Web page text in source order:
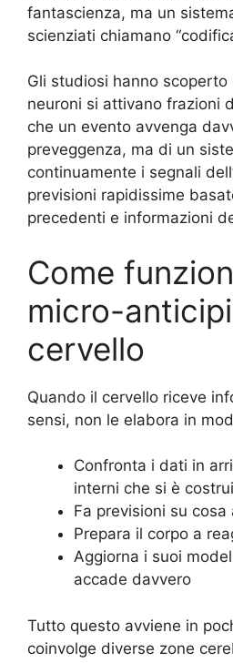
fantascienza, ma un
scienziati chiamano
Gli studiosi hanno
neuroni si attivano frazioni
che un evento avvenga
preveggenza, ma di un
continuamente i segnali
previsioni rapidissime
precedenti e informazioni
Come
micro-
cervello
Quando il cervello riceve
sensi, non le elabora in
Confronta i dati in
interni che si è
Fa previsioni su
Prepara il corpo a
Aggiorna i suoi
accade davvero
Tutto questo avviene in
coinvolge diverse zone